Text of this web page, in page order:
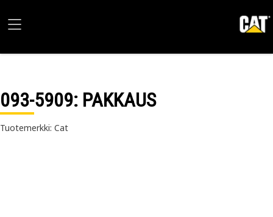
093-5909: PAKKAUS
Tuotemerkki: Cat